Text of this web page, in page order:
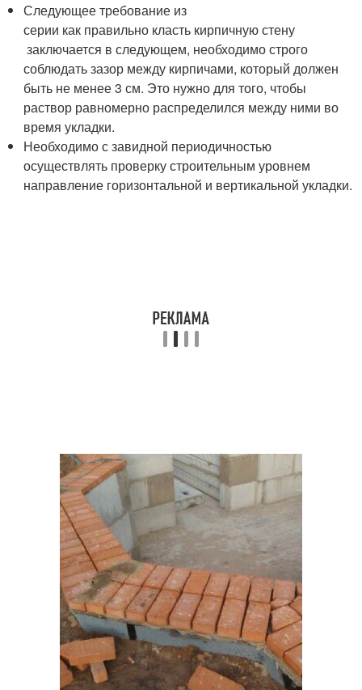
Следующее требование из
серии как правильно класть кирпичную стену
заключается в следующем, необходимо строго
соблюдать зазор между кирпичами, который должен
быть не менее 3 см. Это нужно для того, чтобы
раствор равномерно распределился между ними во
время укладки.
Необходимо с завидной периодичностью
осуществлять проверку строительным уровнем
направление горизонтальной и вертикальной укладки.